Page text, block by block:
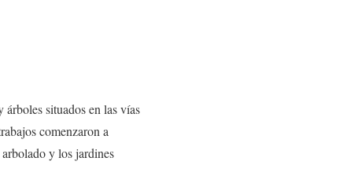
situados en las vías
comenzaron a
y los jardines